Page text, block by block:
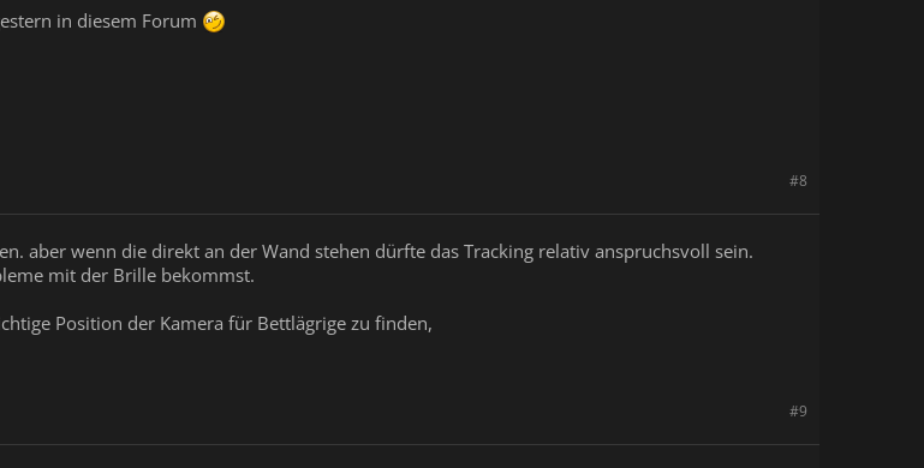
in diesem Forum
#8
aber wenn die direkt an der Wand stehen dürfte das Tracking relativ anspruchsvoll sein.
mit der Brille bekommst.
Position der Kamera für Bettlägrige zu finden,
#9